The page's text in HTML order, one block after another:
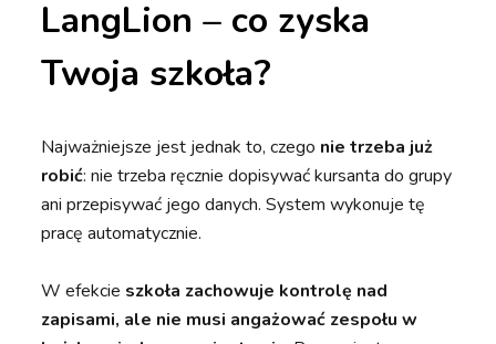
LangLion – co zyska
Twoja szkoła?
Najważniejsze jest jednak to, czego nie trzeba już
robić: nie trzeba ręcznie dopisywać kursanta do grupy
ani przepisywać jego danych. System wykonuje tę
pracę automatycznie.
W efekcie szkoła zachowuje kontrolę nad
zapisami, ale nie musi angażować zespołu w